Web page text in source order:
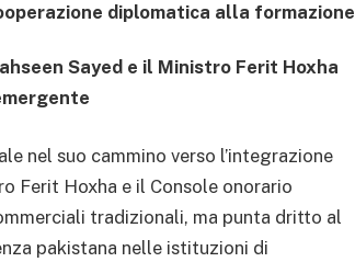
diplomatica alla formazione
Sayed e il Ministro Ferit Hoxha
nel suo cammino verso l’integrazione
Ferit Hoxha e il Console onorario
tradizionali, ma punta dritto al
pakistana nelle istituzioni di